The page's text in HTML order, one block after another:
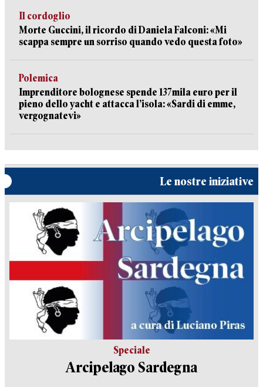
Il cordoglio
Morte Guccini, il ricordo di Daniela Falconi: «Mi
scappa sempre un sorriso quando vedo questa foto»
Polemica
Imprenditore bolognese spende 137mila euro per il
pieno dello yacht e attacca l’isola: «Sardi di emme,
vergognatevi»
Le nostre iniziative
Speciale
Arcipelago Sardegna